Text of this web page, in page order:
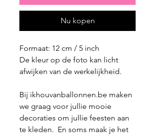
Nu kopen
Formaat: 12 cm / 5 inch
De kleur op de foto kan licht
afwijken van de werkelijkheid.
Bij ikhouvanballonnen.be maken
we graag voor jullie mooie
decoraties om jullie feesten aan
te kleden. En soms maak je het